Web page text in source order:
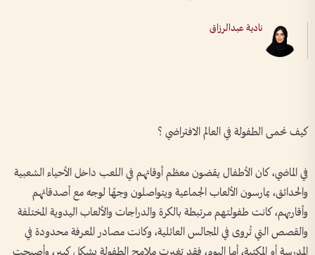
نادية عبدالرزاق
كيف نحمى الطفولة في العالم الافتراضي ؟
في الماضي، كان الأطفال يقضون معظم أوقاتهم في اللعب داخل الأحياء الشعبية
والحدائق، يمارسون الألعاب الجماعية ويتواصلون وجهًا لوجه مع أصدقائهم
وأقاربهم، كانت طفولتهم مرتبطة بالكرة والدراجات والألعاب اليدوية المختلفة
والقصص التي تُروى في المجالس العائلية، وكانت مصادر المعرفة محدودة في